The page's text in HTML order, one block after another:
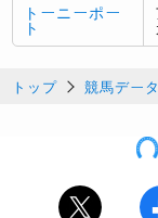
トーニーポー
ト
トップ 競馬デー